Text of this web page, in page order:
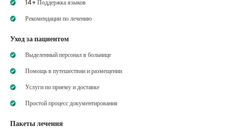
14+ Поддержка языков
Рекомендации по лечению
Уход за пациентом
Выделенный персонал в больнице
Помощь в путешествии и размещении
Услуги по приему и доставке
Простой процесс документирования
Пакеты лечения